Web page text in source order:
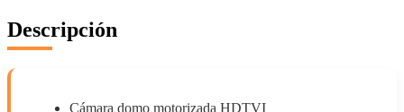
Descripción
Cámara domo motorizada HDTVI